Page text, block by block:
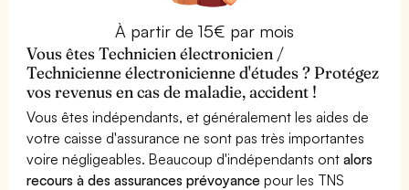
À partir de 15€ par mois
Vous êtes Technicien électronicien /
Technicienne électronicienne d'études ? Protégez
vos revenus en cas de maladie, accident !
Vous êtes indépendants, et généralement les aides de
votre caisse d'assurance ne sont pas très importantes
voire négligeables. Beaucoup d'indépendants ontalors
recours à des assurances prévoyance pour les TNS